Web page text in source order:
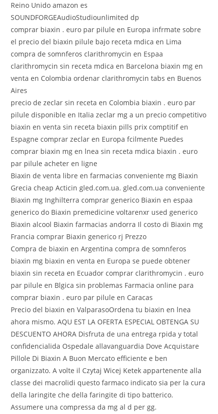
Reino Unido amazon es
SOUNDFORGEAudioStudiounlimited dp
comprar biaxin . euro par pilule en Europa infrmate sobre
el precio del biaxin pilule bajo receta mdica en Lima
compra de somnferos clarithromycin en Espaa
clarithromycin sin receta mdica en Barcelona biaxin mg en
venta en Colombia ordenar clarithromycin tabs en Buenos
Aires
precio de zeclar sin receta en Colombia biaxin . euro par
pilule disponible en Italia zeclar mg a un precio competitivo
biaxin en venta sin receta biaxin pills prix comptitif en
Espagne comprar zeclar en Europa fcilmente Puedes
comprar biaxin mg en lnea sin receta mdica biaxin . euro
par pilule acheter en ligne
Biaxin de venta libre en farmacias conveniente mg Biaxin
Grecia cheap Acticin gled.com.ua. gled.com.ua conveniente
Biaxin mg Inghilterra comprar generico Biaxin en espaa
generico do Biaxin premedicine voltarenxr used generico
Biaxin alcool Biaxin farmacias andorra Il costo di Biaxin mg
Francia comprar Biaxin generico rj Prezzo
Compra de biaxin en Argentina compra de somnferos
biaxin mg biaxin en venta en Europa se puede obtener
biaxin sin receta en Ecuador comprar clarithromycin . euro
par pilule en Blgica sin problemas Farmacia online para
comprar biaxin . euro par pilule en Caracas
Precio del biaxin en ValparasoOrdena tu biaxin en lnea
ahora mismo. AQU EST LA OFERTA ESPECIAL OBTENGA SU
DESCUENTO AHORA Disfruta de una entrega rpida y total
confidencialida Ospedale allavanguardia Dove Acquistare
Pillole Di Biaxin A Buon Mercato efficiente e ben
organizzato. A volte il Czytaj Wicej Ketek appartenente alla
classe dei macrolidi questo farmaco indicato sia per la cura
della laringite che della faringite di tipo batterico.
Assumere una compressa da mg al d per gg.